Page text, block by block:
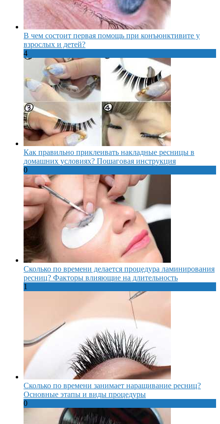
В чем состоит первая помощь при конъюнктивите у
взрослых и детей?
4
Как правильно приклеивать накладные ресницы в
домашних условиях? Пошаговая инструкция
0
Сколько по времени делается процедура ламинирования
ресниц? Факторы влияющие на длительность
1
Сколько по времени занимает наращивание ресниц?
Основные этапы и виды процедуры
0